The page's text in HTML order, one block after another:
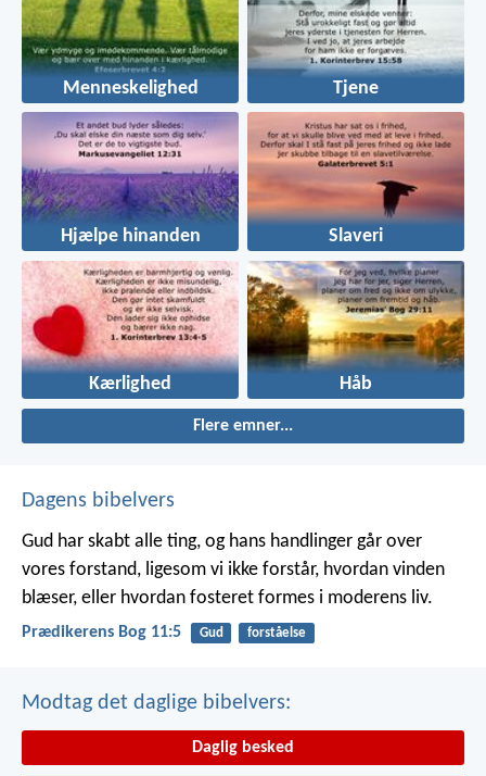
Menneskelighed Tjene
Hjælpe hinanden Slaveri
Kærlighed Håb
Flere emner...
Dagens bibelvers
Gud har skabt alle ting, og hans handlinger går over
vores forstand, ligesom vi ikke forstår, hvordan vinden
blæser, eller hvordan fosteret formes i moderens liv.
Prædikerens Bog 11:5 Gud forståelse
Modtag det daglige bibelvers:
Daglig besked